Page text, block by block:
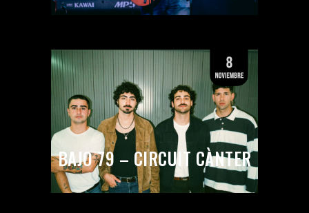
BAJO 79 – CIRCUIT CÀNTER